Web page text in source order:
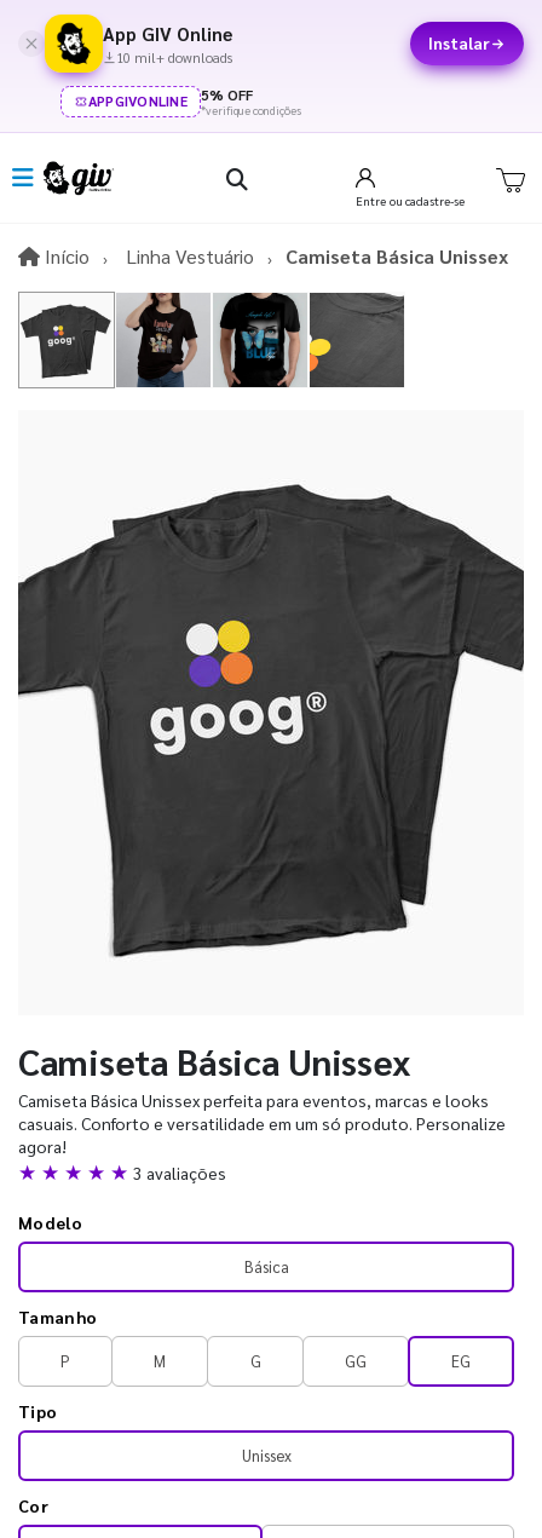
App GIV Online
10 mil+ downloads
Instalar
APPGIVONLINE 5% OFF
*verifique condições
Entre ou cadastre-se
Início InícioLinha Vestuário Camiseta Básica Unissex
Camiseta Básica Unissex
Camiseta Básica Unissex perfeita para eventos, marcas e looks
casuais. Conforto e versatilidade em um só produto. Personalize
agora!
★ ★ ★ ★ ★ 3 avaliações
Modelo
Básica
Tamanho
P M G GG EG
Tipo
Unissex
Cor